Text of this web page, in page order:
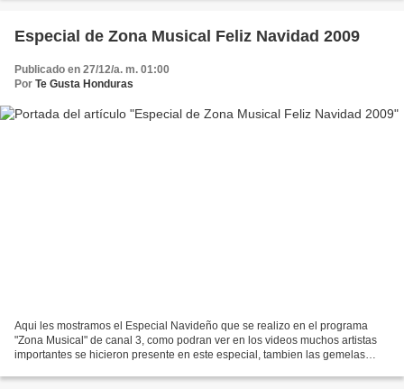
Especial de Zona Musical Feliz Navidad 2009
Publicado en 27/12/a. m. 01:00
Por Te Gusta Honduras
Aqui les mostramos el Especial Navideño que se realizo en el programa
"Zona Musical" de canal 3, como podran ver en los videos muchos artistas
importantes se hicieron presente en este especial, tambien las gemelas